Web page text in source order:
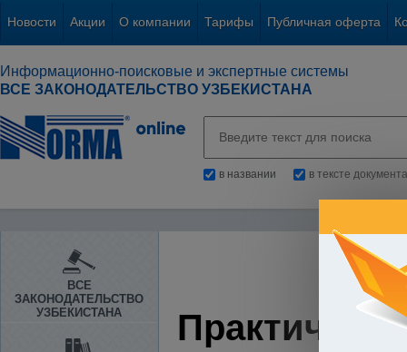
Новости Акции О компании Тарифы Публичная оферта
Информационно-поисковые и экспертные системы
ВСЕ ЗАКОНОДАТЕЛЬСТВО УЗБЕКИСТАНА
в названии в тексте документа
ВСЕ
ЗАКОНОДАТЕЛЬСТВО
УЗБЕКИСТАНА